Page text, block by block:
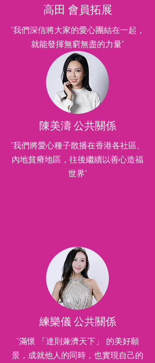
高田 會員拓展
"我們深信將大家的愛心團結在一起，
就能發揮無窮無盡的力量"
陳美濤 公共關係
"我們將愛心種子散播在香港各社區、
內地貧瘠地區，往後繼續以善心造福
世界"
練樂儀 公共關係
"滿懷 「達則兼濟天下」 的美好願
景，成就他人的同時，也實現自己的